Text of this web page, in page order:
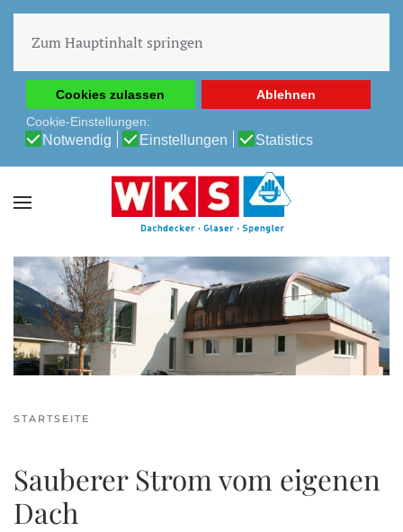
Erfahrung auf unserer Website zu ermöglichen.
Cookie-Richtlinie
Datenschutz-Bestimmungen
Cookies zulassen
Ablehnen
Cookie-Einstellungen:
Notwendig Einstellungen Statistics
Zum Hauptinhalt springen
STARTSEITE
Sauberer Strom vom eigenen
Dach